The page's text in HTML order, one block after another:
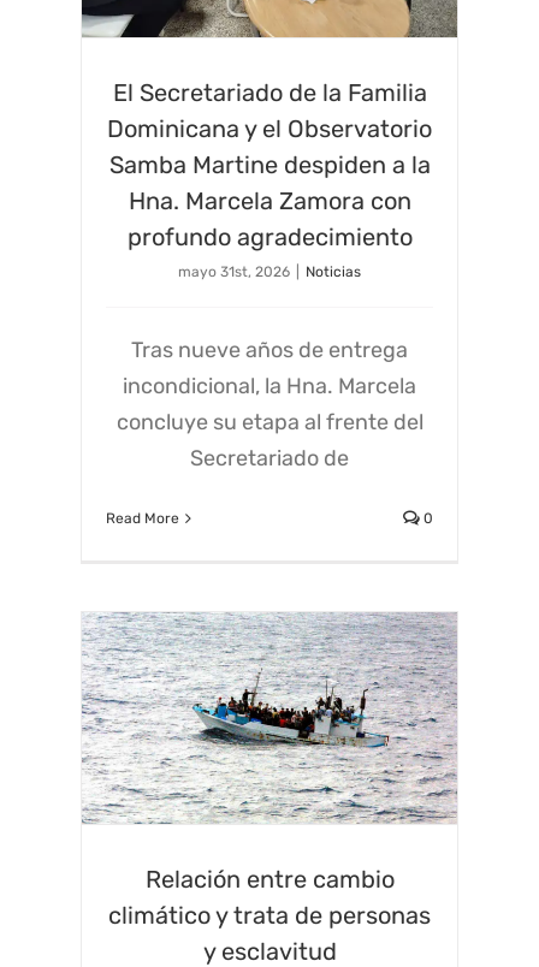
El Secretariado de la Familia
Dominicana y el Observatorio
Samba Martine despiden a la
Hna. Marcela Zamora con
profundo agradecimiento
mayo 31st, 2026 Noticias
Tras nueve años de entrega
incondicional, la Hna. Marcela
concluye su etapa al frente del
Secretariado de
Read More 0
Relación entre cambio
climático y trata de personas
y esclavitud